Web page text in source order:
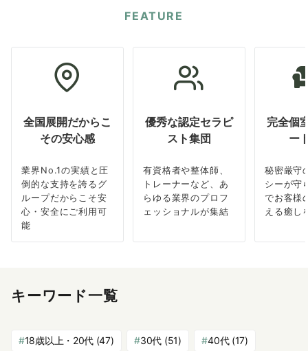
FEATURE
全国展開だからこ
その安心感
業界No.1の実績と圧
倒的な支持を誇るグ
ループだからこそ安
心・安全にご利用可
能
優秀な認定セラピ
スト集団
有資格者や整体師、
トレーナーなど、あ
らゆる業界のプロフ
ェッショナルが集結
完全個
ー
秘密厳守
シーが守
でお客様
える癒し
キーワード一覧
18歳以上・20代 (47) 30代 (51) 40代(17)